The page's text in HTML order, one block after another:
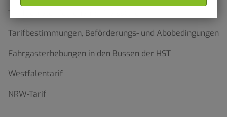
Tarifgebiete, Regionen & Preisstufen
Tarifbestimmungen, Beförderungs- und Abobedingungen
Fahrgasterhebungen in den Bussen der HST
Westfalentarif
NRW-Tarif